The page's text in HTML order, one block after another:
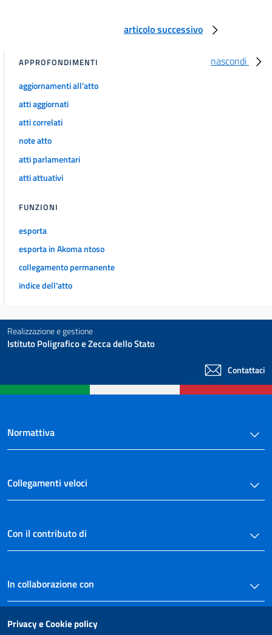
108
109
110
111
112
113
114
115
122
123
125
127
128
130
131
135
136
137
articolo successivo
nascondi
APPROFONDIMENTI
aggiornamenti all'atto
atti aggiornati
atti correlati
note atto
atti parlamentari
atti attuativi
FUNZIONI
esporta
esporta in Akoma ntoso
collegamento permanente
indice dell'atto
Realizzazione e gestione
Istituto Poligrafico e Zecca dello Stato
Contattaci
Normattiva
Collegamenti veloci
Con il contributo di
In collaborazione con
Privacy e Cookie policy